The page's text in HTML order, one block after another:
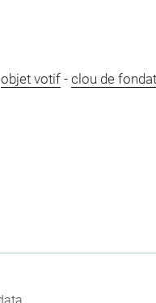
objet votif- clou de